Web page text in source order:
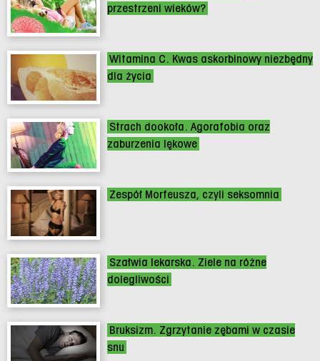
przestrzeni wieków?
Witamina C. Kwas askorbinowy niezbędny
dla życia
Strach dookoła. Agorafobia oraz
zaburzenia lękowe
Zespół Morfeusza, czyli seksomnia
Szałwia lekarska. Ziele na różne
dolegliwości
Bruksizm. Zgrzytanie zębami w czasie
snu